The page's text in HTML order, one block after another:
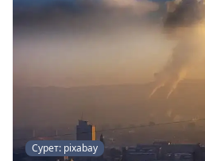
Сурет: pixabay